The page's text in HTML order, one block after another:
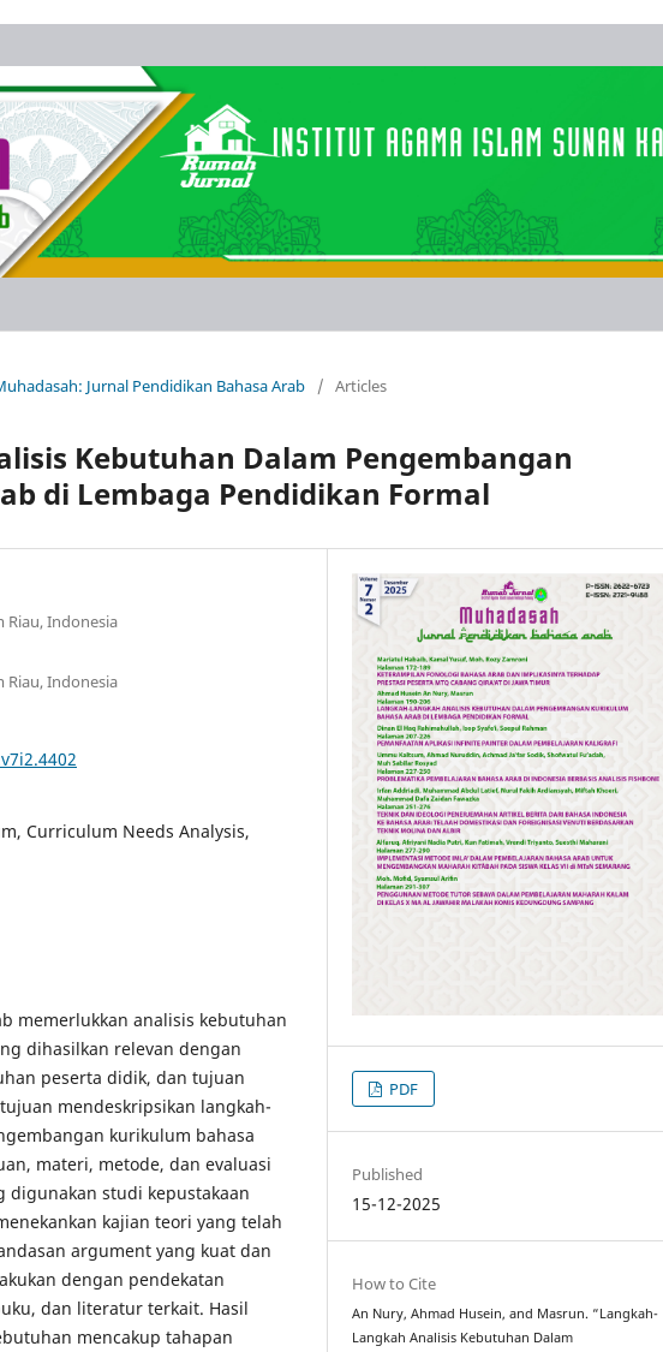
Jurnal Pendidikan Bahasa Arab / Articles
Kebutuhan Dalam Pengembangan
di Lembaga Pendidikan Formal
Riau, Indonesia
Riau, Indonesia
Curriculum Needs Analysis,
memerlukkan analisis kebutuhan
dihasilkan relevan dengan
peserta didik, dan tujuan
mendeskripsikan langkah-
kurikulum bahasa
materi, metode, dan evaluasi
digunakan studi kepustakaan
kajian teori yang telah
argument yang kuat dan
dengan pendekatan
dan literatur terkait. Hasil
mencakup tahapan
PDF
Published
15-12-2025
How to Cite
An Nury, Ahmad Husein, and Masrun. “Langkah-
Langkah Analisis Kebutuhan Dalam